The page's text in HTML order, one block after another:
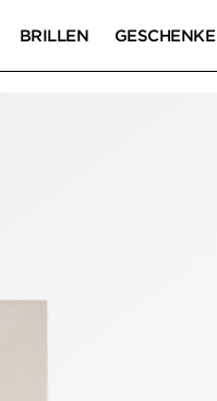
BRILLEN GESCHENKE